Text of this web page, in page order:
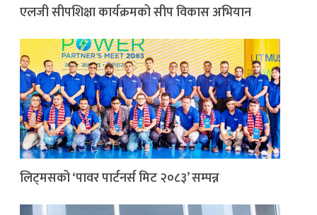
एलजी सीपशिक्षा कार्यक्रमको सीप विकास अभियान
लिट्मसको ‘पावर पार्टनर्स मिट २०८३’ सम्पन्न